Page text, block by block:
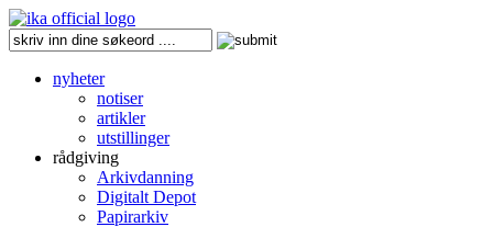
nyheter
notiser
artikler
utstillinger
rådgiving
Arkivdanning
Digitalt Depot
Papirarkiv